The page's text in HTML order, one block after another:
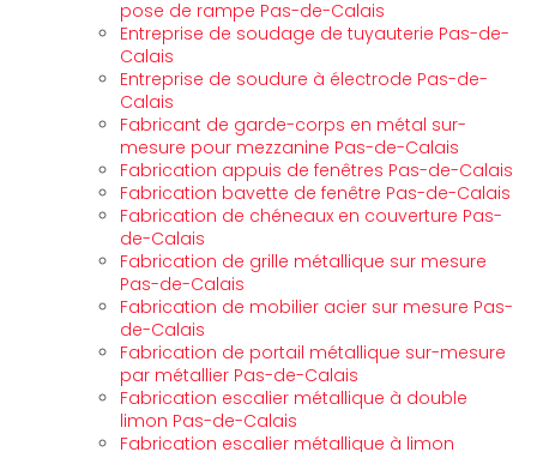
pose de rampe Pas-de-Calais
Entreprise de soudage de tuyauterie Pas-de-
Calais
Entreprise de soudure à électrode Pas-de-
Calais
Fabricant de garde-corps en métal sur-
mesure pour mezzanine Pas-de-Calais
Fabrication appuis de fenêtres Pas-de-Calais
Fabrication bavette de fenêtre Pas-de-Calais
Fabrication de chéneaux en couverture Pas-
de-Calais
Fabrication de grille métallique sur mesure
Pas-de-Calais
Fabrication de mobilier acier sur mesure Pas-
de-Calais
Fabrication de portail métallique sur-mesure
par métallier Pas-de-Calais
Fabrication escalier métallique à double
limon Pas-de-Calais
Fabrication escalier métallique à limon